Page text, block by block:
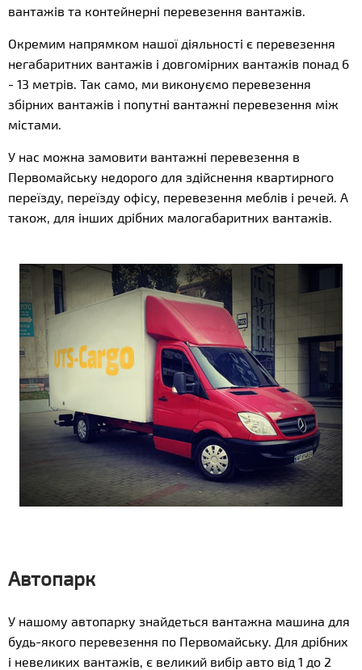
вантажів та контейнерні перевезення вантажів.
Окремим напрямком нашої діяльності є перевезення
негабаритних вантажів і довгомірних вантажів понад 6
- 13 метрів. Так само, ми виконуємо перевезення
збірних вантажів і попутні вантажні перевезення між
містами.
У нас можна замовити вантажні перевезення в
Первомайську недорого для здійснення квартирного
переїзду, переїзду офісу, перевезення меблів і речей. А
також, для інших дрібних малогабаритних вантажів.
Автопарк
У нашому автопарку знайдеться вантажна машина для
будь-якого перевезення по Первомайську. Для дрібних
і невеликих вантажів, є великий вибір авто від 1 до 2